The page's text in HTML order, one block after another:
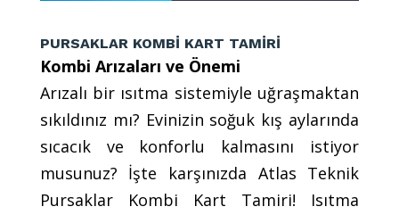
PURSAKLAR KOMBİ KART TAMİRİ
Kombi Arızaları ve Önemi
Arızalı bir ısıtma sistemiyle uğraşmaktan
sıkıldınız mı? Evinizin soğuk kış aylarında
sıcacık ve konforlu kalmasını istiyor
musunuz? İşte karşınızda Atlas Teknik
Pursaklar Kombi Kart Tamiri! Isıtma